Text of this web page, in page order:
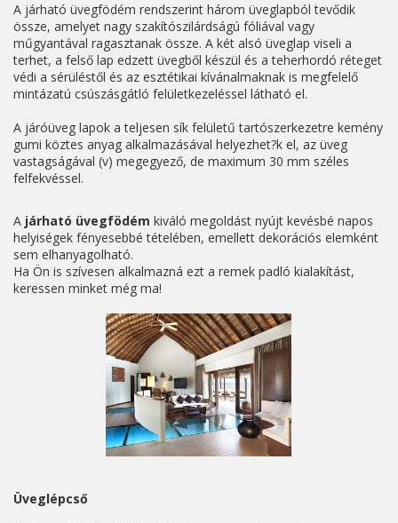
A járható üvegfödém rendszerint három üveglapból tevődik
össze, amelyet nagy szakítószilárdságú fóliával vagy
műgyantával ragasztanak össze. A két alsó üveglap viseli a
terhet, a felső lap edzett üvegből készül és a teherhordó réteget
védi a sérüléstől és az esztétikai kívánalmaknak is megfelelő
mintázatú csúszásgátló felületkezeléssel látható el.
A járóüveg lapok a teljesen sík felületű tartószerkezetre kemény
gumi köztes anyag alkalmazásával helyezhet?k el, az üveg
vastagságával (v) megegyező, de maximum 30 mm széles
felfekvéssel.
A járható üvegfödém kiváló megoldást nyújt kevésbé napos
helyiségek fényesebbé tételében, emellett dekorációs elemként
sem elhanyagolható.
Ha Ön is szívesen alkalmazná ezt a remek padló kialakítást,
keressen minket még ma!
Üveglépcső